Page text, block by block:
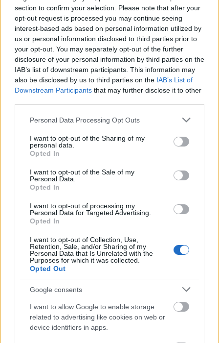
section to confirm your selection. Please note that after your
opt-out request is processed you may continue seeing
interest-based ads based on personal information utilized by
us or personal information disclosed to third parties prior to
your opt-out. You may separately opt-out of the further
disclosure of your personal information by third parties on the
IAB’s list of downstream participants. This information may
also be disclosed by us to third parties on the IAB’s List of
Downstream Participants that may further disclose it to other
Please note that this website/app uses one or more Google
not limited to your visit or usage behaviour. You may click to
grant or deny consent to Google and its third-party tags to
use your data for below specified purposes in below Google
consent section.
Personal Data Processing Opt Outs
I want to opt-out of the Sharing of my
personal data.
Opted In
I want to opt-out of the Sale of my
Personal Data.
Opted In
I want to opt-out of processing my
Personal Data for Targeted Advertising.
Opted In
I want to opt-out of Collection, Use,
Retention, Sale, and/or Sharing of my
Personal Data that Is Unrelated with the
Purposes for which it was collected.
Opted Out
Google consents
I want to allow Google to enable storage
related to advertising like cookies on web or
device identifiers in apps.
Forrás:Hír 24
SZEMBE MERSZ NÉZNI AZZAL, AKIVÉ
VÁLHATTÁL VOLNA?